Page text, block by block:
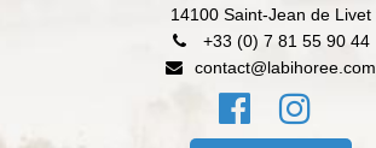
14100 Saint-Jean de Livet
+33 (0) 7 81 55 90 44
contact@labihoree.com